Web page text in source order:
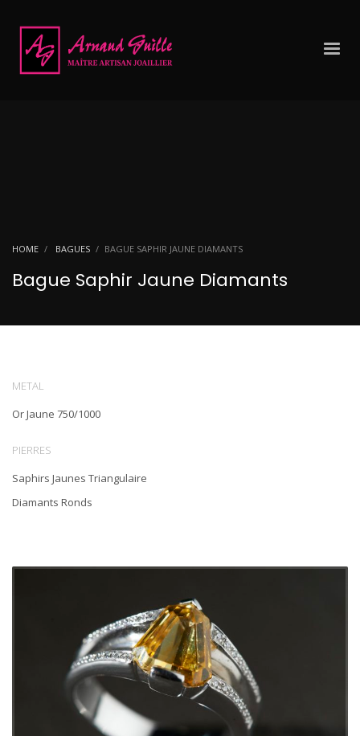
HOME BAGUES BAGUE SAPHIR JAUNE DIAMANTS
Bague Saphir Jaune Diamants
METAL
Or Jaune 750/1000
PIERRES
Saphirs Jaunes Triangulaire
Diamants Ronds